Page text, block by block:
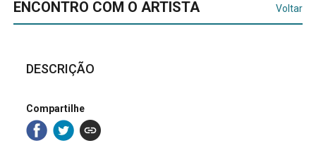
ENCONTRO COM O ARTISTA Voltar
DESCRIÇÃO
Compartilhe